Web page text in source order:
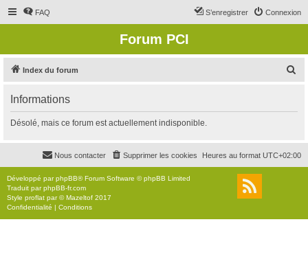
FAQ Connexion
S’enregistrer
Forum PCI
Index du forum
r
c
r
Informations
Désolé, mais ce forum est actuellement indisponible.
Heures au format UTC+02:00
Supprimer les cookies
Nous contacter
Développé parphpBB® Forum Software © phpBB Limited
Traduit parphpBB-fr.com
Style proflat par ©Mazeltof 2017
Confidentialité | Conditions